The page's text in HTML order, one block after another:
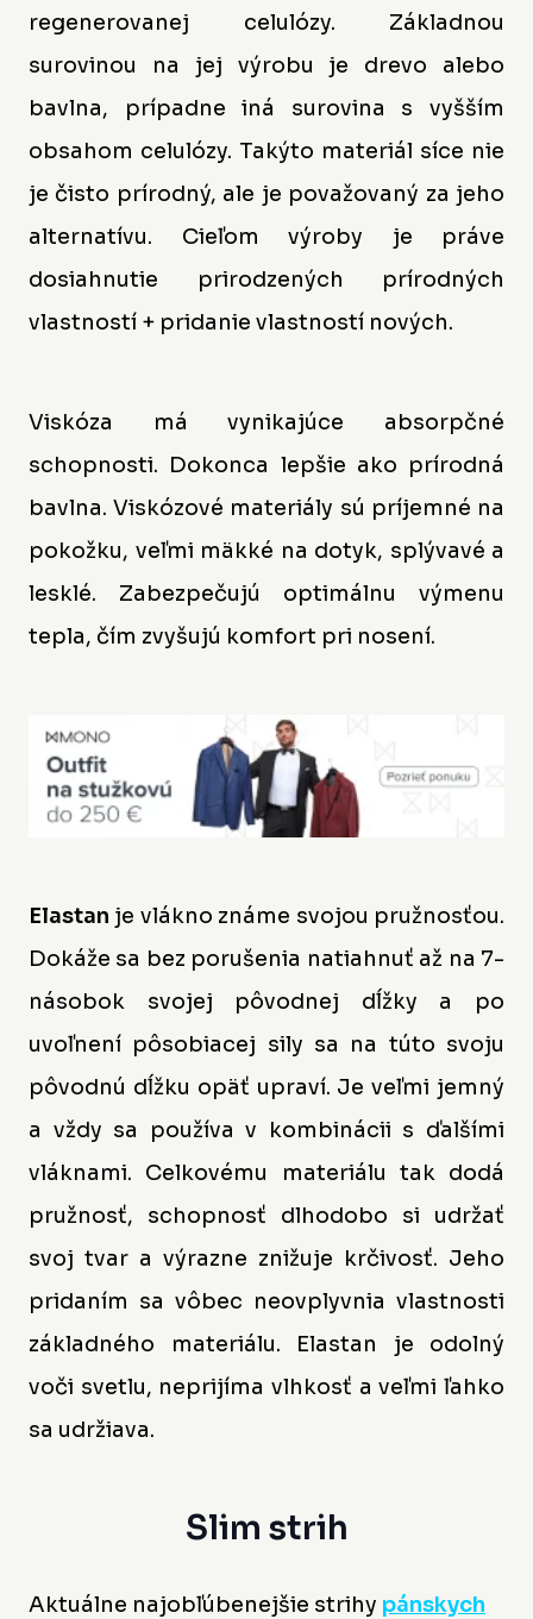
regenerovanej celulózy. Základnou
surovinou na jej výrobu je drevo alebo
bavlna, prípadne iná surovina s vyšším
obsahom celulózy. Takýto materiál síce nie
je čisto prírodný, ale je považovaný za jeho
alternatívu. Cieľom výroby je práve
dosiahnutie prirodzených prírodných
vlastností + pridanie vlastností nových.
Viskóza má vynikajúce absorpčné
schopnosti. Dokonca lepšie ako prírodná
bavlna. Viskózové materiály sú príjemné na
pokožku, veľmi mäkké na dotyk, splývavé a
lesklé. Zabezpečujú optimálnu výmenu
tepla, čím zvyšujú komfort pri nosení.
Elastan je vlákno známe svojou pružnosťou.
Dokáže sa bez porušenia natiahnuť až na 7-
násobok svojej pôvodnej dĺžky a po
uvoľnení pôsobiacej sily sa na túto svoju
pôvodnú dĺžku opäť upraví. Je veľmi jemný
a vždy sa používa v kombinácii s ďalšími
vláknami. Celkovému materiálu tak dodá
pružnosť, schopnosť dlhodobo si udržať
svoj tvar a výrazne znižuje krčivosť. Jeho
pridaním sa vôbec neovplyvnia vlastnosti
základného materiálu. Elastan je odolný
voči svetlu, neprijíma vlhkosť a veľmi ľahko
sa udržiava.
Slim strih
Aktuálne najobľúbenejšie strihy pánskych